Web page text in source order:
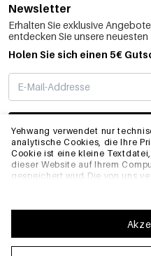
Yehwang verwendet nur
analytische Cookies, die Ihre
Cookie ist eine kleine
dieser Website auf Ihrem
gespeichert wird.Die von uns
Website, ordnungsgemäß zu
bevorzugten Einstellungen zu
auch, unsere Website zu
eine gute Browsing- und
Newsletter
Erhalten Sie exklusive
entdecken Sie unsere
Holen Sie sich einen 5€
INFO